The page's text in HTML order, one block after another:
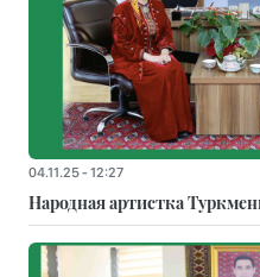
04.11.25 - 12:27
Народная артистка